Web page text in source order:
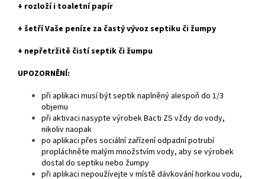
+ rozloží i toaletní papír
+ šetří Vaše peníze za častý vývoz septiku či žumpy
+ nepřetržitě čistí septik či žumpu
UPOZORNĚNÍ:
při aplikaci musí být septik naplněný alespoň do 1/3
objemu
při aktivaci nasypte výrobek Bacti ZS vždy do vody,
nikoliv naopak
po aplikaci přes sociální zařízení odpadní potrubí
propláchněte malým množstvím vody, aby se výrobek
dostal do septiku nebo žumpy
při aplikaci nepoužívejte v místě dávkování horkou vodu,